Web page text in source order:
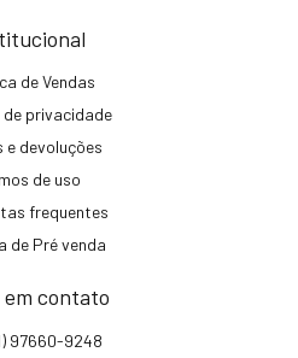
de Vendas
privacidade
e devoluções
de uso
frequentes
de Pré venda
contato
97660-9248